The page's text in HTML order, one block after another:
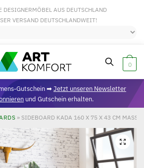
DESIGNERMÖBEL AUS DEUTSCHLAND
VERSAND DEUTSCHLANDWEIT!
0
Gutschein ➡Jetzt unseren Newsletter
und Gutschein erhalten.
» SIDEBOARD KADA 160 X 75 X 43 CM
🔍